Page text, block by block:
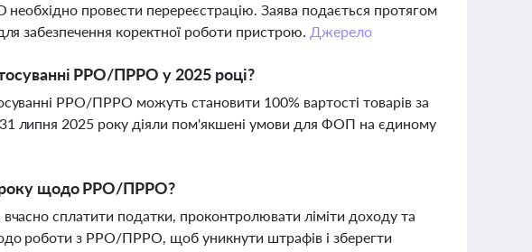
необхідно провести перереєстрацію. Заява подається протягом
забезпечення коректної роботи пристрою. Джерело
РРО/ПРРО у 2025 році?
РРО/ПРРО можуть становити 100% вартості товарів за
липня 2025 року діяли пом'якшені умови для ФОП на єдиному
року щодо РРО/ПРРО?
сплатити податки, проконтролювати ліміти доходу та
роботи з РРО/ПРРО, щоб уникнути штрафів і зберегти